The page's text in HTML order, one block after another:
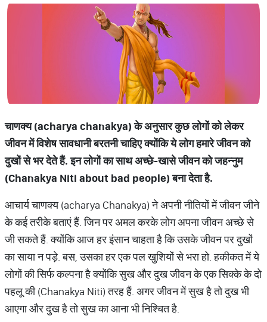
चाणक्य (acharya chanakya)के अनुसार कुछ लोगों को लेकर
जीवन में विशेष सावधानी बरतनी चाहिए क्योंकि ये लोग हमारे जीवन को
दुखों से भर देते हैं. इन लोगों का साथ अच्‍छे-खासे जीवन को जहन्‍नुम
(Chanakya Niti about bad people)बना देता है.
आचार्य चाणक्य (acharya Chanakya) ने अपनी नीतियों में जीवन जीने
के कई तरीके बताएं हैं. जिन पर अमल करके लोग अपना जीवन अच्छे से
जी सकते हैं. क्योंकि आज हर इंसान चाहता है कि उसके जीवन पर दुखों
का साया न पड़े. बस, उसका हर एक पल खुशियों से भरा हो. हकीकत में ये
लोगों की सिर्फ कल्पना है क्योंकि सुख और दुख जीवन के एक सिक्के के दो
पहलू की (Chanakya Niti) तरह हैं. अगर जीवन में सुख है तो दुख भी
आएगा और दुख है तो सुख का आना भी निश्चित है.